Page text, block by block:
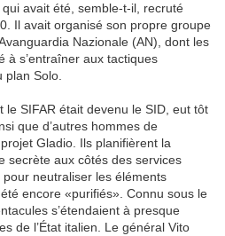
avait été, semble-t-il, recruté
Il avait organisé son propre groupe
Nazionale (AN), dont les
à s’entraîner aux tactiques
Solo.
le SIFAR était devenu le SID, eut tôt
que d’autres hommes de
Gladio. Ils planifièrent la
secrète aux côtés des services
neutraliser les éléments
encore «purifiés». Connu sous le
s’étendaient à presque
de l’État italien. Le général Vito